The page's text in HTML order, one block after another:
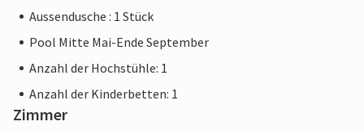
Aussendusche : 1 Stück
Pool Mitte Mai-Ende September
Anzahl der Hochstühle: 1
Anzahl der Kinderbetten: 1
Zimmer